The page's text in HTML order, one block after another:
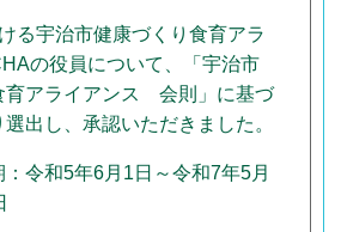
る宇治市健康づくり食育アラ
の役員について、「宇治市
育アライアンス 会則」に基づ
出し、承認いただきました。
：令和5年6月1日～令和7年5月